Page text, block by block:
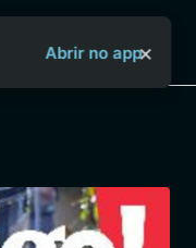
Bancah
Início
Abrir no app×